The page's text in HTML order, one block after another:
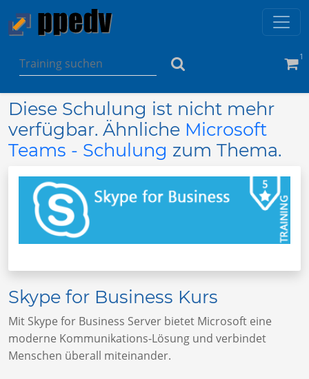
1
Diese Schulung ist nicht mehr
verfügbar. Ähnliche Microsoft
Teams - Schulung zum Thema.
Skype for Business Kurs
Mit Skype for Business Server bietet Microsoft eine
moderne Kommunikations-Lösung und verbindet
Menschen überall miteinander.